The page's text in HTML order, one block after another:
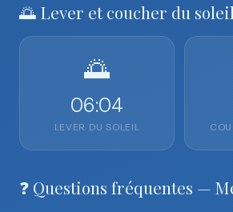
🌅 Lever et coucher du
🌅
06:04
LEVER DU SOLEIL
❓ Questions fréquentes —